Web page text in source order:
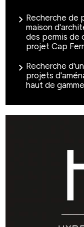
Recherche de
maison
des permis de
projet Cap
Recherche
projets
haut de